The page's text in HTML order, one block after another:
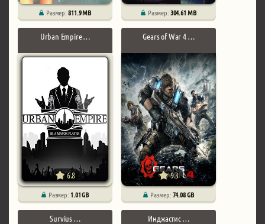
Размер:811.9 MB Размер:304.61 MB
Urban Empire …
6.8
Размер: 1.01 GB
Gears of War 4 …
9.3
Размер:74.08 GB
Survius … Инджастис …